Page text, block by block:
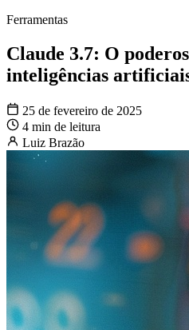
Ferramentas
Claude 3.7: O
inteligências
25 de fevereiro de 2025
4 min de leitura
Luiz Brazão